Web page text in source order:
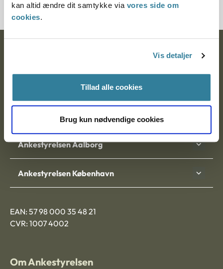
kan altid ændre dit samtykke via vores side om
cookies.
Vis detaljer
Tillad alle cookies
Brug kun nødvendige cookies
Postadresse:
9000 Aalborg
Ankestyrelsen Aalborg
Ankestyrelsen København
EAN: 57 98 000 35 48 21
CVR: 1007 4002
Om Ankestyrelsen